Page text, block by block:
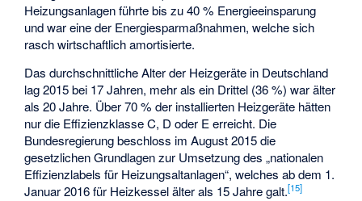
Heizungsanlagen führte bis zu 40 % Energieeinsparung
und war eine der Energiesparmaßnahmen, welche sich
rasch wirtschaftlich amortisierte.
Das durchschnittliche Alter der Heizgeräte in Deutschland
lag 2015 bei 17 Jahren, mehr als ein Drittel (36 %) war älter
als 20 Jahre. Über 70 % der installierten Heizgeräte hätten
nur die Effizienzklasse C, D oder E erreicht. Die
Bundesregierung beschloss im August 2015 die
gesetzlichen Grundlagen zur Umsetzung des „nationalen
Effizienzlabels für Heizungsaltanlagen“, welches ab dem 1.
Januar 2016 für Heizkessel älter als 15 Jahre galt.[15]